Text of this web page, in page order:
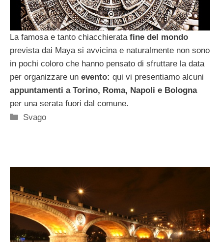
La famosa e tanto chiacchieratafine del mondo
prevista dai Maya si avvicina e naturalmente non sono
in pochi coloro che hanno pensato di sfruttare la data
per organizzare un evento: qui vi presentiamo alcuni
appuntamenti a Torino, Roma, Napoli e Bologna
per una serata fuori dal comune.
Categorie
Svago